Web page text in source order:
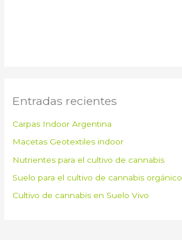
Entradas recientes
Carpas Indoor Argentina
Macetas Geotextiles indoor
Nutrientes para el cultivo de cannabis
Suelo para el cultivo de cannabis orgánico
Cultivo de cannabis en Suelo Vivo